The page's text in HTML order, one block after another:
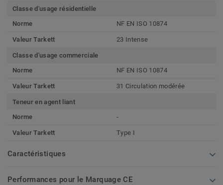
Classe d'usage résidentielle
Norme
NF EN ISO 10874
Valeur Tarkett 23 Intense
Classe d'usage commerciale
Norme
NF EN ISO 10874
Valeur Tarkett 31 Circulation modérée
Teneur en agent liant
Norme
-
Valeur Tarkett Type I
Caractéristiques
Performances pour le Marquage CE